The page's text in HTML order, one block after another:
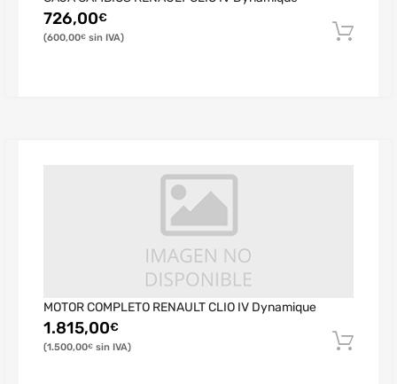
726,00€
600,00€
MOTOR COMPLETO RENAULT CLIO IV Dynamique
1.815,00€
1.500,00€